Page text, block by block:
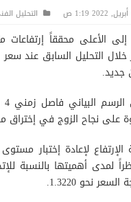
التحليل
إلى الأعلى محققاً
جديد.
في إختراق مستوى مقاومة 1.3085
لمدى أهميتها بالنسبة
نحو 1.3220.